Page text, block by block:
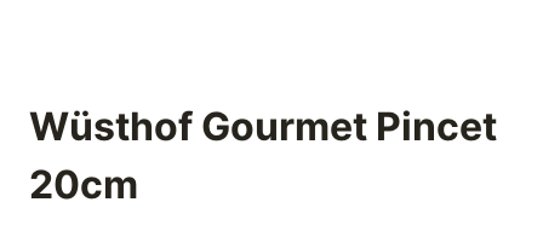
Wüsthof Gourmet Pincet
20cm